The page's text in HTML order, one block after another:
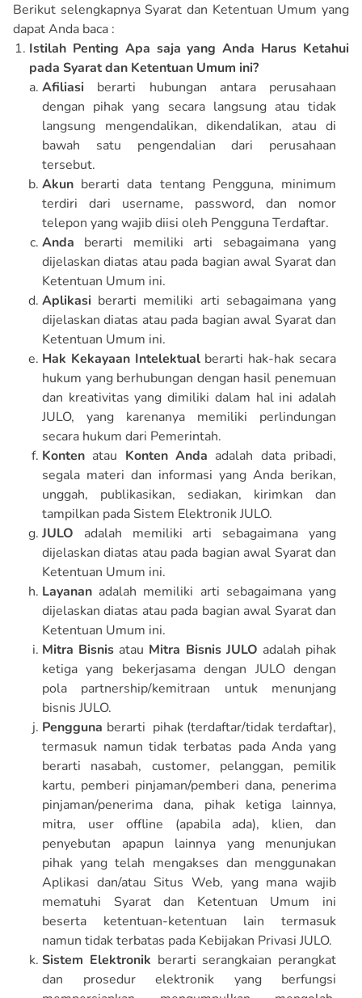
Berikut selengkapnya Syarat dan Ketentuan Umum yang
dapat Anda baca :
Istilah Penting Apa saja yang Anda Harus Ketahui
pada Syarat dan Ketentuan Umum ini?
Afiliasi berarti hubungan antara perusahaan
dengan pihak yang secara langsung atau tidak
langsung mengendalikan, dikendalikan, atau di
bawah satu pengendalian dari perusahaan
tersebut.
Akun berarti data tentang Pengguna, minimum
terdiri dari username, password, dan nomor
telepon yang wajib diisi oleh Pengguna Terdaftar.
Anda berarti memiliki arti sebagaimana yang
dijelaskan diatas atau pada bagian awal Syarat dan
Ketentuan Umum ini.
Aplikasi berarti memiliki arti sebagaimana yang
dijelaskan diatas atau pada bagian awal Syarat dan
Ketentuan Umum ini.
Hak Kekayaan Intelektualberarti hak-hak secara
hukum yang berhubungan dengan hasil penemuan
dan kreativitas yang dimiliki dalam hal ini adalah
JULO, yang karenanya memiliki perlindungan
secara hukum dari Pemerintah.
Konten atau Konten Anda adalah data pribadi,
segala materi dan informasi yang Anda berikan,
unggah, publikasikan, sediakan, kirimkan dan
tampilkan pada Sistem Elektronik JULO.
JULO adalah memiliki arti sebagaimana yang
dijelaskan diatas atau pada bagian awal Syarat dan
Ketentuan Umum ini.
Layanan adalah memiliki arti sebagaimana yang
dijelaskan diatas atau pada bagian awal Syarat dan
Ketentuan Umum ini.
Mitra Bisnis atau Mitra Bisnis JULO adalah pihak
ketiga yang bekerjasama dengan JULO dengan
pola partnership/kemitraan untuk menunjang
bisnis JULO.
Pengguna berarti pihak (terdaftar/tidak terdaftar),
termasuk namun tidak terbatas pada Anda yang
berarti nasabah, customer, pelanggan, pemilik
kartu, pemberi pinjaman/pemberi dana, penerima
pinjaman/penerima dana, pihak ketiga lainnya,
mitra, user offline (apabila ada), klien, dan
penyebutan apapun lainnya yang menunjukan
pihak yang telah mengakses dan menggunakan
Aplikasi dan/atau Situs Web, yang mana wajib
mematuhi Syarat dan Ketentuan Umum ini
beserta ketentuan-ketentuan lain termasuk
namun tidak terbatas pada Kebijakan Privasi JULO.
Sistem Elektronik berarti serangkaian perangkat
dan prosedur elektronik yang berfungsi